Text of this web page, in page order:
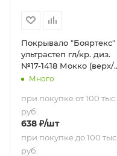
Покрывало "Бояртекс"
ультрастеп гл/кр. диз.
№17-1418 Мокко (верх/
низ мокко) (180х210)
Много
при покупке от 100 тыс.
руб.
638 ₽/шт
при покупке до 100 тыс.
руб.